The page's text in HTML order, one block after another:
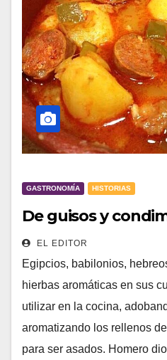
GASTRONOMÍA HISTORIAS
De guisos y
EL EDITOR
Egipcios, babilonios,
hierbas aromáticas en sus
utilizar en la cocina,
aromatizando los rellenos
para ser asados. Homero